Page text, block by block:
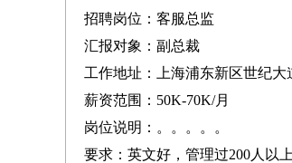
招聘岗位：客服总监
汇报对象：副总裁
工作地址：上海浦东新区世纪大
薪资范围：50K-70K/月
岗位说明：。。。。。
要求：英文好，管理过200人以